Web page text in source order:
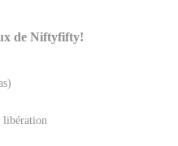
de Niftyfifty!
libération